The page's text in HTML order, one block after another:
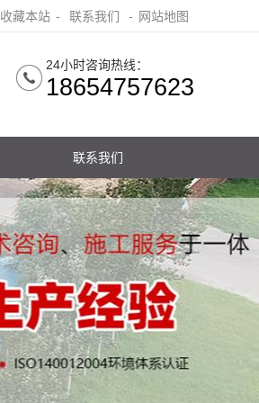
收藏本站 - 联系我们 - 网站地图
24小时咨询热线：
18654757623
联系我们